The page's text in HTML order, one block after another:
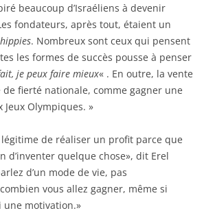
beaucoup d’Israéliens à devenir
fondateurs, après tout, étaient un
. Nombreux sont ceux qui pensent
les formes de succès pousse à penser
je peux faire mieux« . En outre, la vente
de fierté nationale, comme gagner une
Jeux Olympiques. »
de réaliser un profit parce que
d’inventer quelque chose», dit Erel
d’un mode de vie, pas
vous allez gagner, même si
une motivation.»